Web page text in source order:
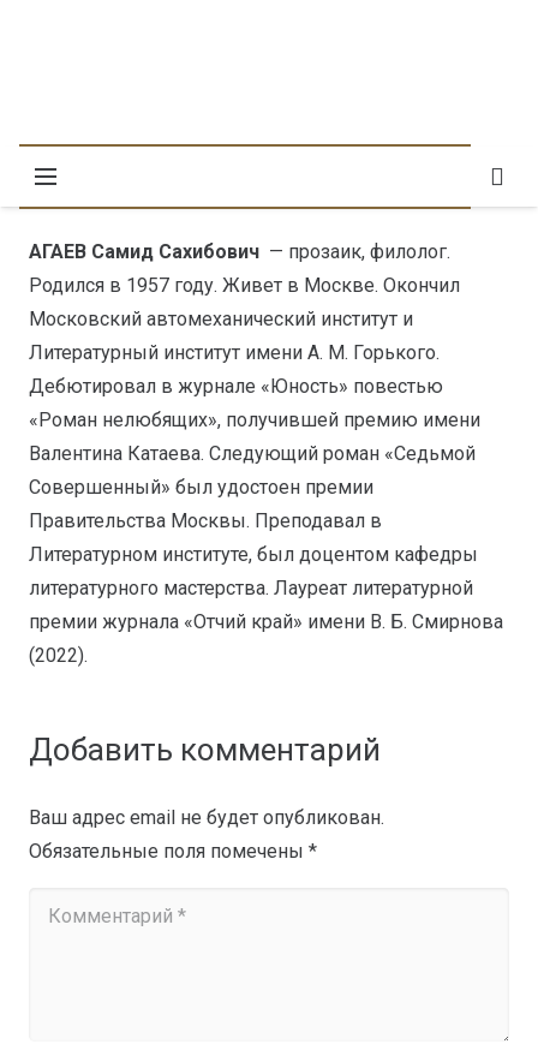
АГАЕВ Самид Сахибович — прозаик, филолог.
Родился в 1957 году. Живет в Москве. Окончил
Московский автомеханический институт и
Литературный институт имени А. М. Горького.
Дебютировал в журнале «Юность» повестью
«Роман нелюбящих», получившей премию имени
Валентина Катаева. Следующий роман «Седьмой
Совершенный» был удостоен премии
Правительства Москвы. Преподавал в
Литературном институте, был доцентом кафедры
литературного мастерства. Лауреат литературной
премии журнала «Отчий край» имени В. Б. Смирнова
(2022).
Добавить комментарий
Ваш адрес email не будет опубликован.
Обязательные поля помечены *